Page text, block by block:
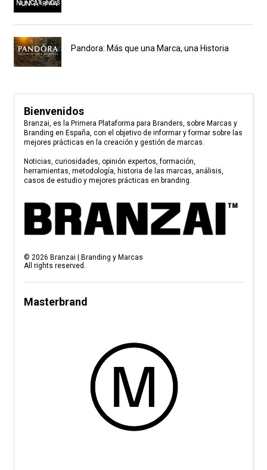
Pandora: Más que una Marca, una Historia
Bienvenidos
Branzai, es la Primera Plataforma para Branders, sobre Marcas y
Branding en España, con el objetivo de informar y formar sobre las
mejores prácticas en la creación y gestión de marcas.
Noticias, curiosidades, opinión expertos, formación,
herramientas, metodología, historia de las marcas, análisis,
casos de estudio y mejores prácticas en branding.
© 2026 Branzai | Branding y Marcas
All rights reserved.
Masterbrand